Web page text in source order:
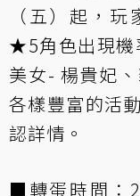
（五）起，
★5角色出現機
美女- 楊貴妃
各樣豐富的活
認詳情。
■轉蛋時間：